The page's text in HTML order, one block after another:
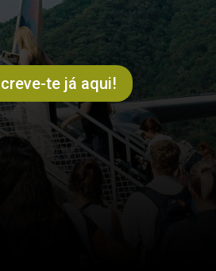
te já aqui!